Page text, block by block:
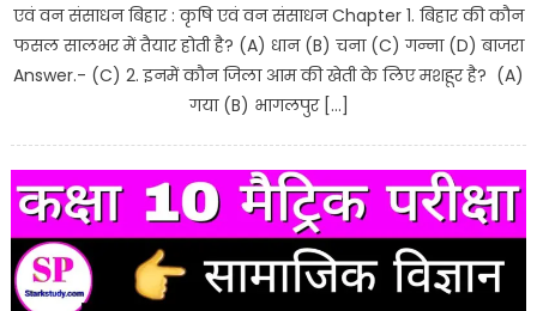
एवं वन संसाधन बिहार : कृषि एवं वन संसाधन Chapter 1. बिहार की कौन
फसल सालभर में तैयार होती है? (A) धान (B) चना (C) गन्ना (D) बाजरा
Answer.- (C) 2. इनमें कौन जिला आम की खेती के लिए मशहूर है? (A)
गया (B) भागलपुर […]